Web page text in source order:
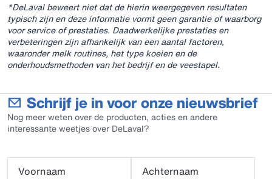
*DeLaval beweert niet dat de hierin weergegeven resultaten
typisch zijn en deze informatie vormt geen garantie of waarborg
voor service of prestaties. Daadwerkelijke prestaties en
verbeteringen zijn afhankelijk van een aantal factoren,
waaronder melk routines, het type koeien en de
onderhoudsmethoden van het bedrijf en de veestapel.
Schrijf je in voor onze nieuwsbrief
Nog meer weten over de producten, acties en andere
interessante weetjes over DeLaval?
Voornaam
Achternaam